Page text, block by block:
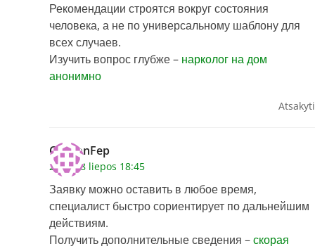
Рекомендации строятся вокруг состояния
человека, а не по универсальному шаблону для
всех случаев.
Изучить вопрос глубже – нарколог на дом
анонимно
Atsakyti
ClaytonFep
2026 28 liepos 18:45
Заявку можно оставить в любое время,
специалист быстро сориентирует по дальнейшим
действиям.
Получить дополнительные сведения –скорая